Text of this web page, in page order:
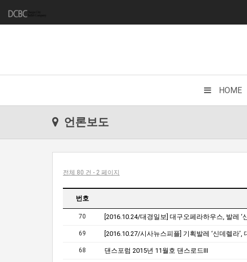
HOME
언론보도
전체 80 건 - 2 페이지
번호
70
69
68 댄스포럼 2015년 11월호 댄스로드Ⅲ